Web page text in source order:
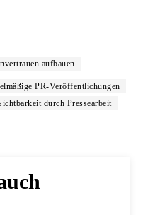
aufbauen
PR-Veröffentlichungen
durch Pressearbeit